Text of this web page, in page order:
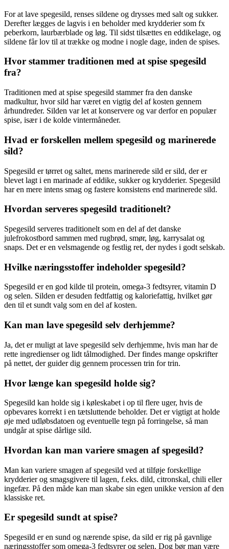
For at lave spegesild, renses sildene og drysses med salt og sukker.
Derefter lægges de lagvis i en beholder med krydderier som fx
peberkorn, laurbærblade og løg. Til sidst tilsættes en eddikelage, og
sildene får lov til at trække og modne i nogle dage, inden de spises.
Hvor stammer traditionen med at spise spegesild
fra?
Traditionen med at spise spegesild stammer fra den danske
madkultur, hvor sild har været en vigtig del af kosten gennem
århundreder. Silden var let at konservere og var derfor en populær
spise, især i de kolde vintermåneder.
Hvad er forskellen mellem spegesild og marinerede
sild?
Spegesild er tørret og saltet, mens marinerede sild er sild, der er
blevet lagt i en marinade af eddike, sukker og krydderier. Spegesild
har en mere intens smag og fastere konsistens end marinerede sild.
Hvordan serveres spegesild traditionelt?
Spegesild serveres traditionelt som en del af det danske
julefrokostbord sammen med rugbrød, smør, løg, karrysalat og
snaps. Det er en velsmagende og festlig ret, der nydes i godt selskab.
Hvilke næringsstoffer indeholder spegesild?
Spegesild er en god kilde til protein, omega-3 fedtsyrer, vitamin D
og selen. Silden er desuden fedtfattig og kaloriefattig, hvilket gør
den til et sundt valg som en del af kosten.
Kan man lave spegesild selv derhjemme?
Ja, det er muligt at lave spegesild selv derhjemme, hvis man har de
rette ingredienser og lidt tålmodighed. Der findes mange opskrifter
på nettet, der guider dig gennem processen trin for trin.
Hvor længe kan spegesild holde sig?
Spegesild kan holde sig i køleskabet i op til flere uger, hvis de
opbevares korrekt i en tætsluttende beholder. Det er vigtigt at holde
øje med udløbsdatoen og eventuelle tegn på forringelse, så man
undgår at spise dårlige sild.
Hvordan kan man variere smagen af spegesild?
Man kan variere smagen af spegesild ved at tilføje forskellige
krydderier og smagsgivere til lagen, f.eks. dild, citronskal, chili eller
ingefær. På den måde kan man skabe sin egen unikke version af den
klassiske ret.
Er spegesild sundt at spise?
Spegesild er en sund og nærende spise, da sild er rig på gavnlige
næringsstoffer som omega-3 fedtsyrer og selen. Dog bør man være